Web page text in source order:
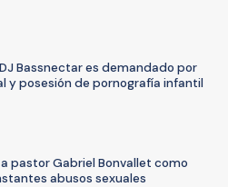
Bassnectar es demandado por
y posesión de pornografía infantil
pastor Gabriel Bonvallet como
abusos sexuales